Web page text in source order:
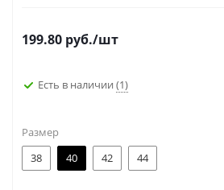
199.80 руб./шт
Есть в наличии (1)
Размер
38
40 42 44